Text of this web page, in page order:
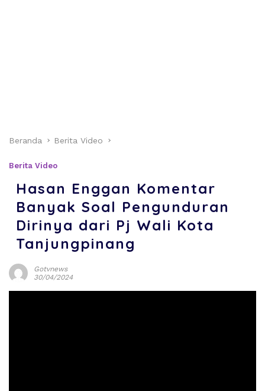
Beranda Berita Video
Berita Video
Hasan Enggan Komentar
Banyak Soal Pengunduran
Dirinya dari Pj Wali Kota
Tanjungpinang
Gotvnews
30/04/2024